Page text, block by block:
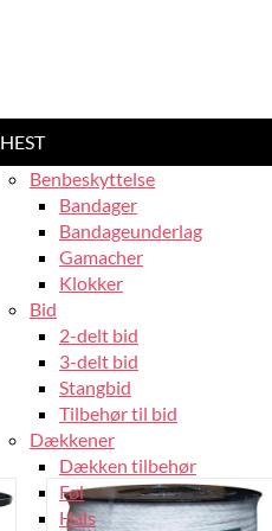
HEST
Benbeskyttelse
Bandager
Bandageunderlag
Gamacher
Klokker
Bid
2-delt bid
3-delt bid
Stangbid
Tilbehør til bid
Dækkener
Dækken tilbehør
Føl
Hals